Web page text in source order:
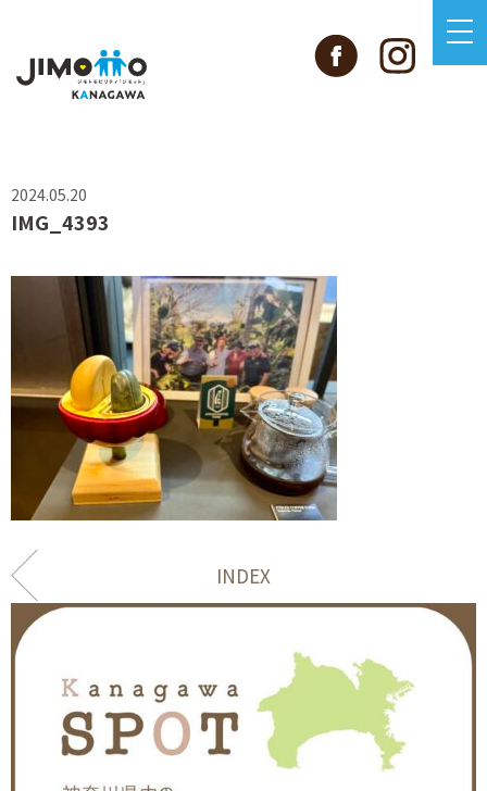
2024.05.20
IMG_4393
INDEX